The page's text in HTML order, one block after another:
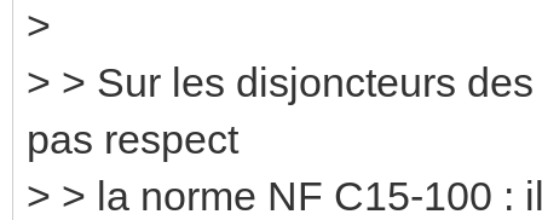
>
> > Sur les disjoncteurs
pas respect
> > la norme NF C15-100 :